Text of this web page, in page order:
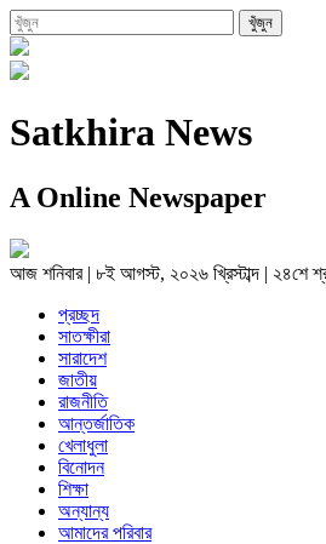
Satkhira News
A Online Newspaper
আজ শনিবার| ৮ই আগস্ট, ২০২৬ খ্রিস্টাব্দ | ২৪শে
প্রচ্ছদ
সাতক্ষীরা
সারাদেশ
জাতীয়
রাজনীতি
আন্তর্জাতিক
খেলাধুলা
বিনোদন
শিক্ষা
অন্যান্য
আমাদের পরিবার